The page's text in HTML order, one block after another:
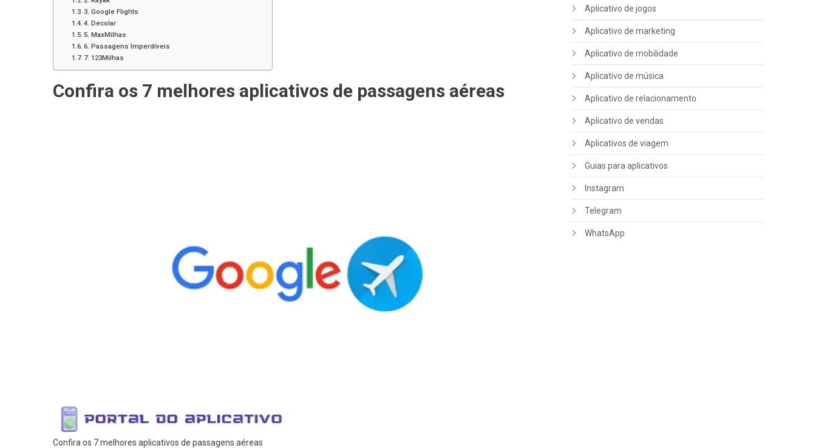
3. Google Flights
4. Decolar
5. MaxMilhas
6. Passagens Imperdíveis
7. 123Milhas
Confira os 7 melhores aplicativos de passagens aéreas
Confira os 7 melhores aplicativos de passagens aéreas
Aplicativo de jogos
Aplicativo de marketing
Aplicativo de mobilidade
Aplicativo de música
Aplicativo de relacionamento
Aplicativo de vendas
Aplicativos de viagem
Guias para aplicativos
Instagram
Telegram
WhatsApp